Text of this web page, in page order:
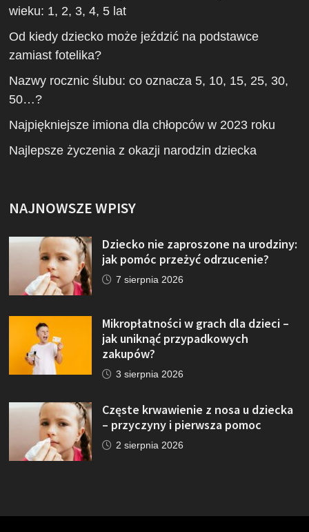
wieku: 1, 2, 3, 4, 5 lat
Od kiedy dziecko może jeździć na podstawce
zamiast fotelika?
Nazwy rocznic ślubu: co oznacza 5, 10, 15, 25, 30,
50…?
Najpiękniejsze imiona dla chłopców w 2023 roku
Najlepsze życzenia z okazji narodzin dziecka
NAJNOWSZE WPISY
Dziecko nie zaproszone na urodziny:
jak pomóc przeżyć odrzucenie?
7 sierpnia 2026
Mikropłatności w grach dla dzieci –
jak uniknąć przypadkowych
zakupów?
3 sierpnia 2026
Częste krwawienie z nosa u dziecka
– przyczyny i pierwsza pomoc
2 sierpnia 2026